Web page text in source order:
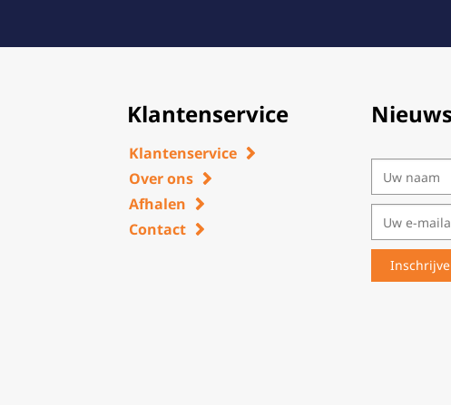
Klantenservice
Klantenservice
Over ons
Afhalen
Contact